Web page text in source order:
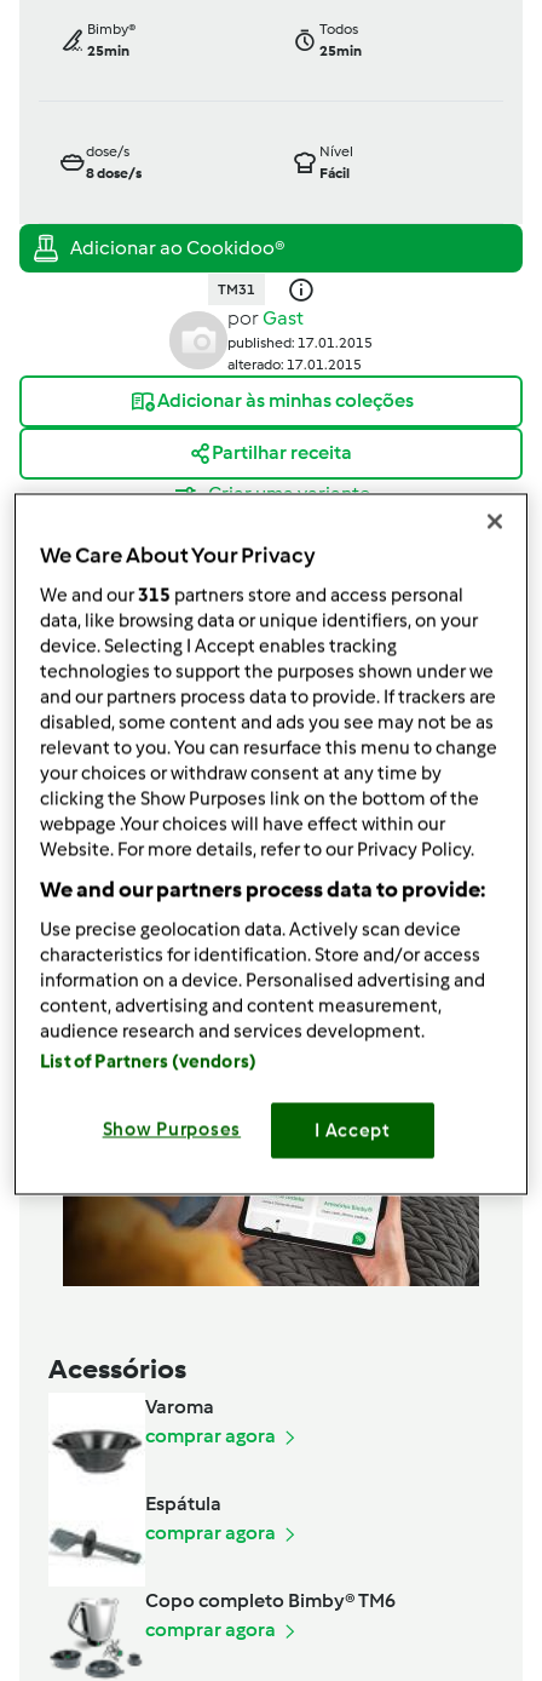
Bimby®
25min
Todos
25min
dose/s
8dose/s
Nível
Fácil
TM31
porGast
published: 17.01.2015
alterado: 17.01.2015
Adicionar às minhas coleções
Partilhar receita
Criar uma variante
Ingredientes
Ingredientes
12ovos grandes
12colher de sopa cheiade açúcar
1colher de chá rasade fermento em pó
4colher de sopa rasa de leite
folha de aluminio
Adicionar à lista de compras
Acessórios
Varoma
comprar agora
Espátula
comprar agora
Copo completo Bimby® TM6
comprar agora
We Care About Your Privacy
We and our315 partners store and access personal
data, like browsing data or unique identifiers, on your
device. Selecting I Accept enables tracking
technologies to support the purposes shown under we
and our partners process data to provide. If trackers are
disabled, some content and ads you see may not be as
relevant to you. You can resurface this menu to change
your choices or withdraw consent at any time by
clicking the Show Purposes link on the bottom of the
webpage .Your choices will have effect within our
Website. For more details, refer to our Privacy Policy.
We and our partners process data to provide:
Use precise geolocation data. Actively scan device
characteristics for identification. Store and/or access
information on a device. Personalised advertising and
content, advertising and content measurement,
audience research and services development.
List of Partners (vendors)
Show Purposes I Accept